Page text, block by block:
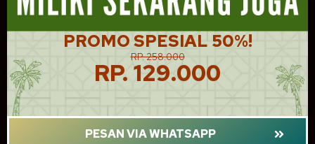
PROMO SPESIAL 50%!
RP. 258.000
RP. 129.000
PESAN VIA WHATSAPP